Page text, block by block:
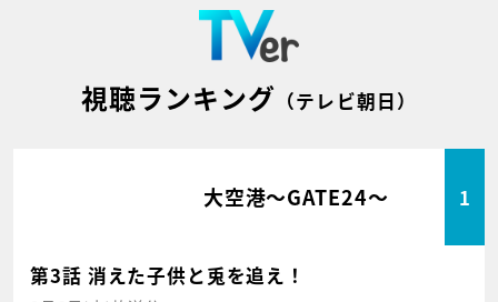
視聴ランキング （テレビ朝日）
大空港～GATE24～ 1
第3話 消えた子供と兎を追え！